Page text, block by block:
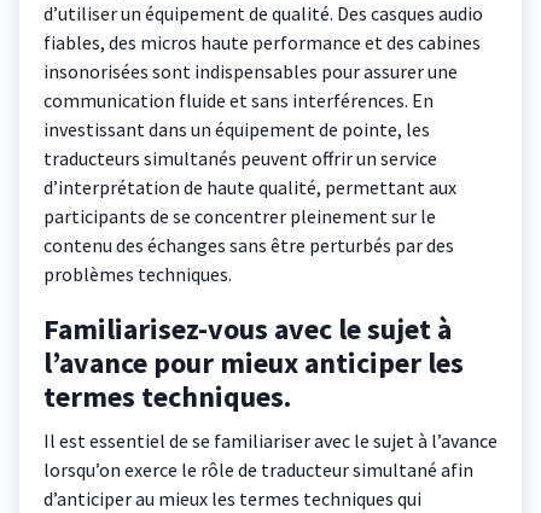
d’utiliser un équipement de qualité. Des casques audio
fiables, des micros haute performance et des cabines
insonorisées sont indispensables pour assurer une
communication fluide et sans interférences. En
investissant dans un équipement de pointe, les
traducteurs simultanés peuvent offrir un service
d’interprétation de haute qualité, permettant aux
participants de se concentrer pleinement sur le
contenu des échanges sans être perturbés par des
problèmes techniques.
Familiarisez-vous avec le sujet à
l’avance pour mieux anticiper les
termes techniques.
Il est essentiel de se familiariser avec le sujet à l’avance
lorsqu’on exerce le rôle de traducteur simultané afin
d’anticiper au mieux les termes techniques qui